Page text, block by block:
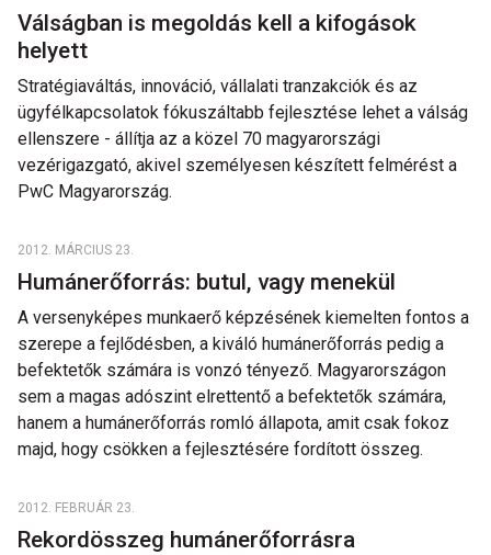
Válságban is megoldás kell a kifogások
helyett
Stratégiaváltás, innováció, vállalati tranzakciók és az
ügyfélkapcsolatok fókuszáltabb fejlesztése lehet a válság
ellenszere - állítja az a közel 70 magyarországi
vezérigazgató, akivel személyesen készített felmérést a
PwC Magyarország.
2012. MÁRCIUS 23.
Humánerőforrás: butul, vagy menekül
A versenyképes munkaerő képzésének kiemelten fontos a
szerepe a fejlődésben, a kiváló humánerőforrás pedig a
befektetők számára is vonzó tényező. Magyarországon
sem a magas adószint elrettentő a befektetők számára,
hanem a humánerőforrás romló állapota, amit csak fokoz
majd, hogy csökken a fejlesztésére fordított összeg.
2012. FEBRUÁR 23.
Rekordösszeg humánerőforrásra